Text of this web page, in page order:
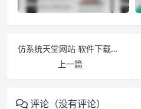
仿系统天堂网站 软件下载站整站源码
上一篇
评论（没有评论）